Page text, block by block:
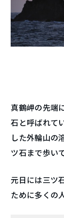
真鶴岬の先端
石と呼ばれて
した外輪山の
ツ石まで歩い
元日には三ツ
ために多くの